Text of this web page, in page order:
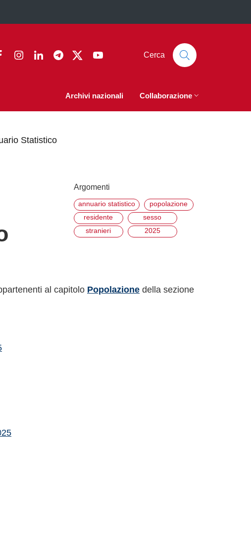
FacebookInstagramLinkedinTelegram
Twitter Cerca
Archivi nazionali Collaborazione
Statistico
Argomenti
annuario statistico
popolazione
residente
sesso
stranieri
2025
al capitolo Popolazione della sezione